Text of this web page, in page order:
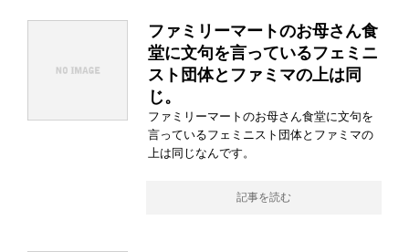
ファミリーマートのお母さん食
堂に文句を言っているフェミニ
スト団体とファミマの上は同
じ。
ファミリーマートのお母さん食堂に文句を
言っているフェミニスト団体とファミマの
上は同じなんです。
記事を読む